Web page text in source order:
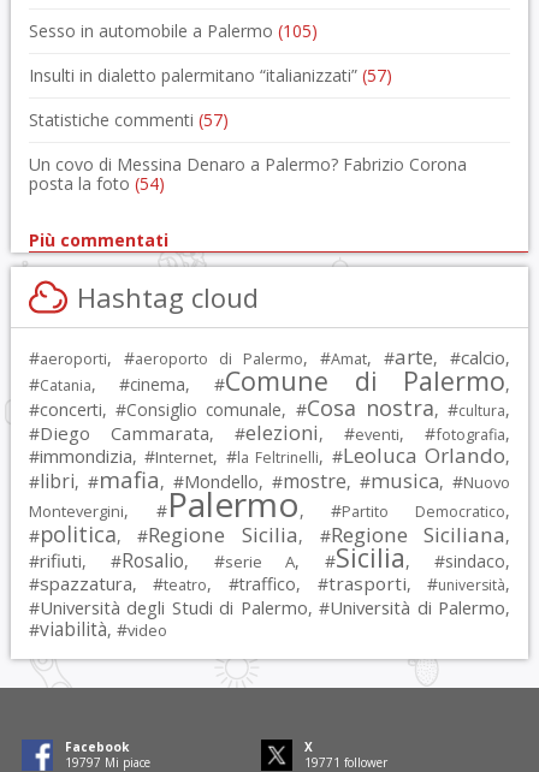
Sesso in automobile a Palermo (105)
Insulti in dialetto palermitano “italianizzati” (57)
Statistiche commenti (57)
Un covo di Messina Denaro a Palermo? Fabrizio Corona
posta la foto (54)
Più commentati
Hashtag cloud
#aeroporti, #aeroporto di Palermo, #Amat, #arte, #calcio,
#Catania, #cinema, #Comune di Palermo,
#concerti, #Consiglio comunale, #Cosa nostra, #cultura,
#Diego Cammarata, #elezioni, #eventi, #fotografia,
#immondizia, #Internet, #la Feltrinelli, #Leoluca Orlando,
#libri, #mafia, #Mondello, #mostre, #musica, #Nuovo
Montevergini, #Palermo, #Partito Democratico,
#politica, #Regione Sicilia, #Regione Siciliana,
#rifiuti, #Rosalio, #serie A, #Sicilia, #sindaco,
#spazzatura, #teatro, #traffico, #trasporti, #università,
#Università degli Studi di Palermo, #Università di Palermo,
#viabilità, #video
Facebook
19797 Mi piace
X
19771 follower